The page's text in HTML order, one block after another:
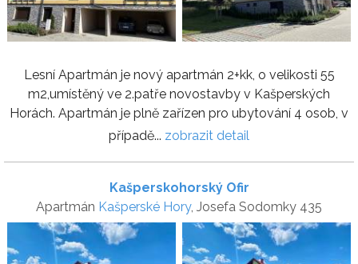
Lesní Apartmán je nový apartmán 2+kk, o velikosti 55
m2,umístěný ve 2.patře novostavby v Kašperských
Horách. Apartmán je plně zařízen pro ubytování 4 osob, v
případě... zobrazit detail
Kašperskohorský Ofir
Apartmán Kašperské Hory, Josefa Sodomky 435